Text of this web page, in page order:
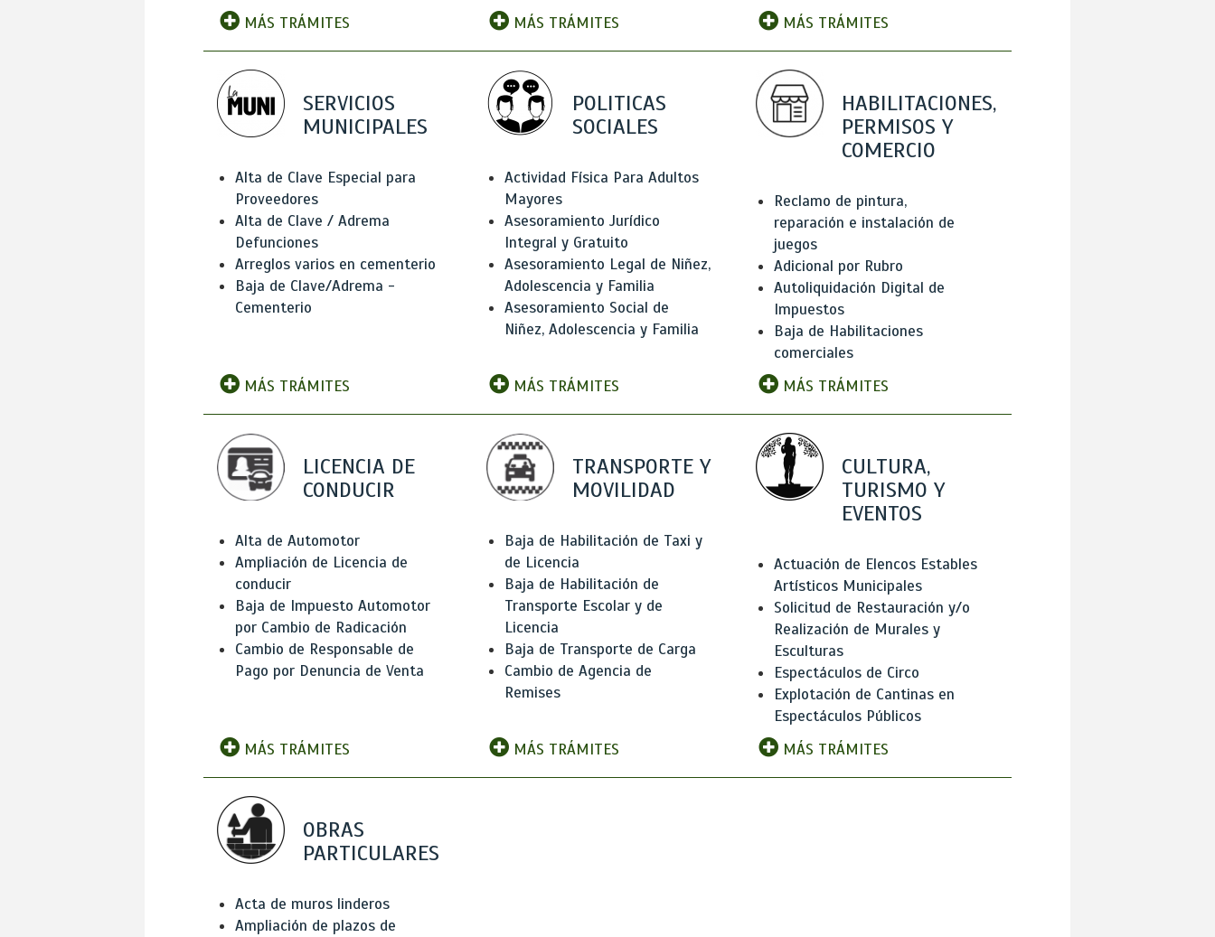
MÁS TRÁMITES MÁS TRÁMITES
MÁS TRÁMITES
SERVICIOS
MUNICIPALES
Alta de Clave Especial para
Proveedores
Alta de Clave / Adrema
Defunciones
Arreglos varios en cementerio
Baja de Clave/Adrema -
Cementerio
MÁS TRÁMITES
POLITICAS
SOCIALES
Actividad Física Para Adultos
Mayores
Asesoramiento Jurídico
Integral y Gratuito
Asesoramiento Legal de Niñez,
Adolescencia y Familia
Asesoramiento Social de
Niñez, Adolescencia y Familia
MÁS TRÁMITES
HABILITACIONES,
PERMISOS Y
COMERCIO
Reclamo de pintura,
reparación e instalación de
juegos
Adicional por Rubro
Autoliquidación Digital de
Impuestos
Baja de Habilitaciones
comerciales
MÁS TRÁMITES
LICENCIA DE
CONDUCIR
Alta de Automotor
Ampliación de Licencia de
conducir
Baja de Impuesto Automotor
por Cambio de Radicación
Cambio de Responsable de
Pago por Denuncia de Venta
MÁS TRÁMITES
TRANSPORTE Y
MOVILIDAD
Baja de Habilitación de Taxi y
de Licencia
Baja de Habilitación de
Transporte Escolar y de
Licencia
Baja de Transporte de Carga
Cambio de Agencia de
Remises
MÁS TRÁMITES
CULTURA,
TURISMO Y
EVENTOS
Actuación de Elencos Estables
Artísticos Municipales
Solicitud de Restauración y/o
Realización de Murales y
Esculturas
Espectáculos de Circo
Explotación de Cantinas en
Espectáculos Públicos
MÁS TRÁMITES
OBRAS
PARTICULARES
Acta de muros linderos
Ampliación de plazos de